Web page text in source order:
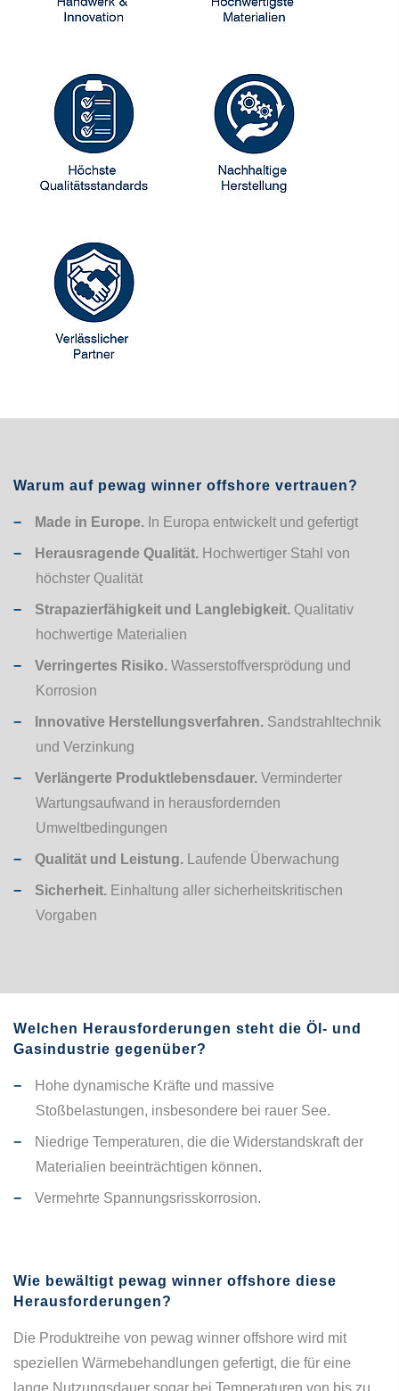
Warum auf pewag winner offshore vertrauen?
Made in Europe. In Europa entwickelt und gefertigt
Herausragende Qualität. Hochwertiger Stahl von
höchster Qualität
Strapazierfähigkeit und Langlebigkeit. Qualitativ
hochwertige Materialien
Verringertes Risiko. Wasserstoffversprödung und
Korrosion
Innovative Herstellungsverfahren. Sandstrahltechnik
und Verzinkung
Verlängerte Produktlebensdauer. Verminderter
Wartungsaufwand in herausfordernden
Umweltbedingungen
Qualität und Leistung. Laufende Überwachung
Sicherheit. Einhaltung aller sicherheitskritischen
Vorgaben
Welchen Herausforderungen steht die Öl- und
Gasindustrie gegenüber?
Hohe dynamische Kräfte und massive
Stoßbelastungen, insbesondere bei rauer See.
Niedrige Temperaturen, die die Widerstandskraft der
Materialien beeinträchtigen können.
Vermehrte Spannungsrisskorrosion.
Wie bewältigt pewag winner offshore diese
Herausforderungen?
Die Produktreihe von pewag winner offshore wird mit
speziellen Wärmebehandlungen gefertigt, die für eine
lange Nutzungsdauer sogar bei Temperaturen von bis zu